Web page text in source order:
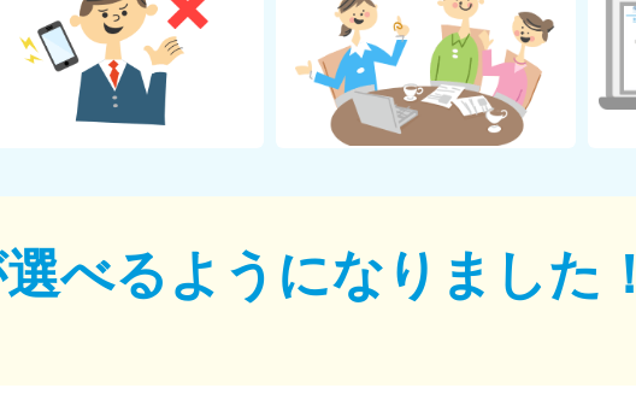
べるようになりました！